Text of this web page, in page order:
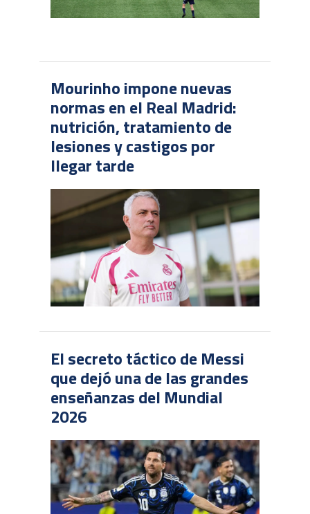
Mourinho impone nuevas
normas en el Real Madrid:
nutrición, tratamiento de
lesiones y castigos por
llegar tarde
El secreto táctico de Messi
que dejó una de las grandes
enseñanzas del Mundial
2026